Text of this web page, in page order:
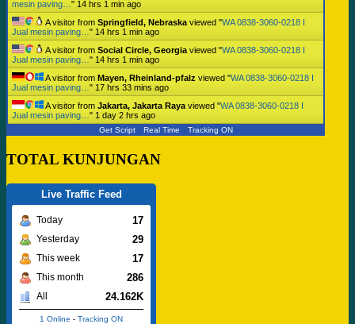
mesin paving… " 14 hrs 1 min ago
A visitor from Springfield, Nebraska viewed "WA 0838-3060-0218 I
Jual mesin paving… " 14 hrs 1 min ago
A visitor from Social Circle, Georgia viewed "WA 0838-3060-0218 I
Jual mesin paving… " 14 hrs 1 min ago
A visitor from Mayen, Rheinland-pfalz viewed "WA 0838-3060-0218 I
Jual mesin paving… " 17 hrs 33 mins ago
A visitor from Jakarta, Jakarta Raya viewed "WA 0838-3060-0218 I
Jual mesin paving… " 1 day 2 hrs ago
Get Script Real Time Tracking ON
TOTAL KUNJUNGAN
Live Traffic Feed
Today 17
Yesterday 29
This week 17
This month 286
All 24.162K
1 Online - Tracking ON